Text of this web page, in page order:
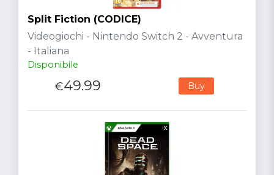
Split Fiction (CODICE)
Videogiochi - Nintendo Switch 2 - Avventura
- Italiana
Disponibile
€49.99 Buy